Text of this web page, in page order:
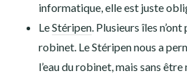
informatique, elle est juste
LeStéripen. Plusieurs îles
robinet. Le Stéripen nous a
l’eau du robinet, mais sans